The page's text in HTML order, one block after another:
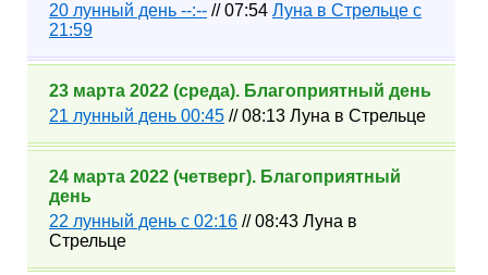
20 лунный день --:-- // 07:54 Луна в Стрельце с
21:59
23 марта 2022 (среда). Благоприятный день
21 лунный день 00:45 // 08:13 Луна в Стрельце
24 марта 2022 (четверг). Благоприятный
день
22 лунный день с 02:16 // 08:43 Луна в
Стрельце